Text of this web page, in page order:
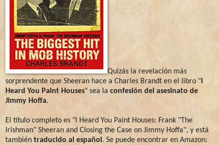
Quizás la revelación más
sorprendente que Sheeran hace a Charles Brandt en el libro "
Heard You Paint Houses" sea la confesión del asesinato de
Jimmy Hoffa.
El título completo es "I Heard You Paint Houses: Frank "The
Irishman" Sheeran and Closing the Case on Jimmy Hoffa", y está
también traducido al español . Se puede encontrar en Amazon: